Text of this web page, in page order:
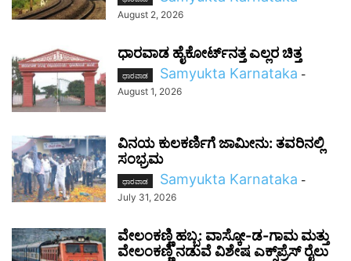
August 2, 2026
ಧಾರವಾಡ ಹೈಕೋರ್ಟ್‌ನತ್ತ ಎಲ್ಲರ ಚಿತ್ತ
ಧಾರವಾಡ Samyukta Karnataka -
August 1, 2026
ವಿನಯ ಕುಲಕರ್ಣಿಗೆ ಜಾಮೀನು: ತವರಿನಲ್ಲಿ
ಸಂಭ್ರಮ
ಧಾರವಾಡ Samyukta Karnataka -
July 31, 2026
ವೇಲಂಕಣ್ಣಿ ಹಬ್ಬ: ವಾಸ್ಕೋ-ಡ-ಗಾಮ ಮತ್ತು
ವೇಲಂಕಣ್ಣಿ ನಡುವೆ ವಿಶೇಷ ಎಕ್ಸ್‌ಪ್ರೆಸ್ ರೈಲು